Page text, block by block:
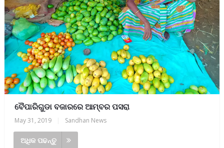
ବୈପାରିଗୁଡା ବଜାରରେ ଆମ୍ବର ପସରା
May 31, 2019 Sandhan News
ଅଧିକ ପଢନ୍ତୁ